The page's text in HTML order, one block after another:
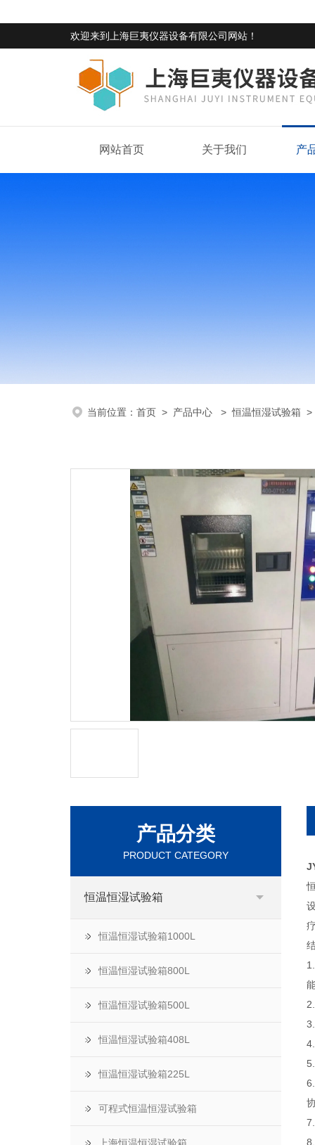
欢迎来到 上海巨夷仪器设备有限公司网站 ！
网站首页 关于我们 产
当前位置： 首页 > 产品中心 >恒温恒湿试验箱
产品分类
PRODUCT CATEGORY
恒温恒湿试验箱
恒温恒湿试验箱1000L
恒温恒湿试验箱800L
恒温恒湿试验箱500L
恒温恒湿试验箱408L
恒温恒湿试验箱225L
可程式恒温恒湿试验箱